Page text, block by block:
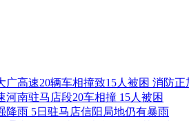
广高速20辆车相撞致15人被困 消防正
河南驻马店段20车相撞 15人被困
降雨 5日驻马店信阳局地仍有暴雨